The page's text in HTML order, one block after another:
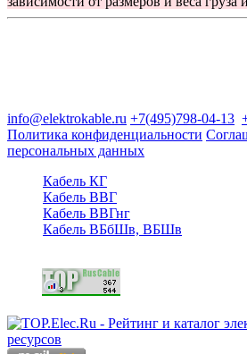
info@elektrokable.ru +7(495)798-04-13
Политика конфиденциальности
персональных данных
Кабель КГ
Кабель ВВГ
Кабель ВВГнг
Кабель ВБбШв, ВБШв